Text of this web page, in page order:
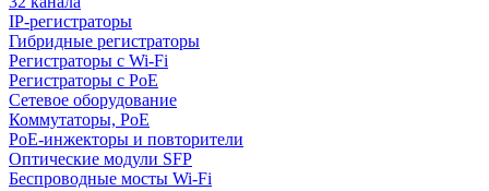
IP-регистраторы
Гибридные регистраторы
Регистраторы с Wi-Fi
Регистраторы с PoE
Сетевое оборудование
Коммутаторы, PoE
PoE-инжекторы и повторители
Оптические модули SFP
Беспроводные мосты Wi-Fi